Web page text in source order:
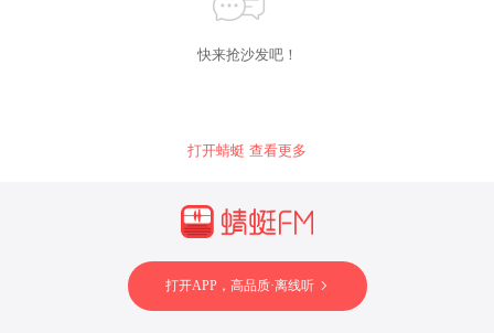
快来抢沙发吧！
打开蜻蜓 查看更多
打开APP，高品质·离线听